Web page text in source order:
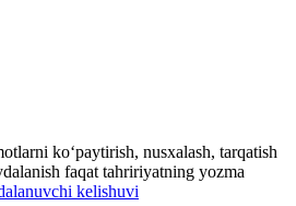
ko‘paytirish, nusxalash, tarqatish
faqat tahririyatning yozma
kelishuvi